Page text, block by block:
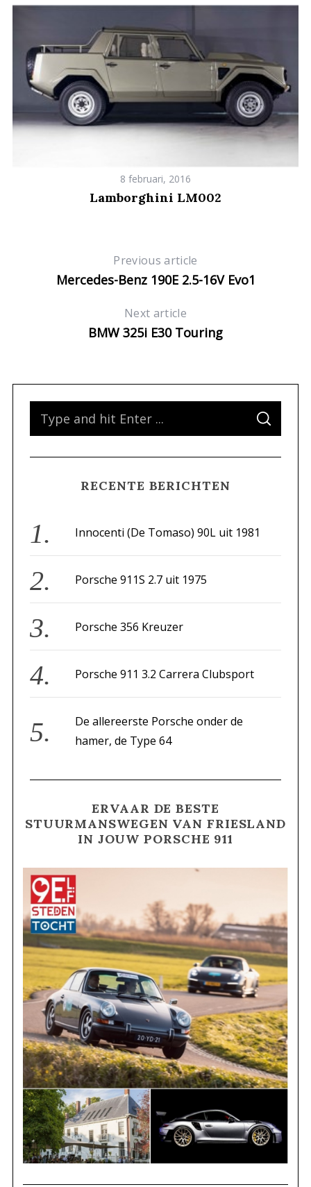
8 februari, 2016
Lamborghini LM002
Previous article
Mercedes-Benz 190E 2.5-16V Evo1
Next article
BMW 325i E30 Touring
f
o
:
S
C
RECENTE BERICHTEN
Innocenti (De Tomaso) 90L uit 1981
Porsche 911S 2.7 uit 1975
Porsche 356 Kreuzer
Porsche 911 3.2 Carrera Clubsport
De allereerste Porsche onder de
hamer, de Type 64
ERVAAR DE BESTE
STUURMANSWEGEN VAN FRIESLAND
IN JOUW PORSCHE 911
h
o
r